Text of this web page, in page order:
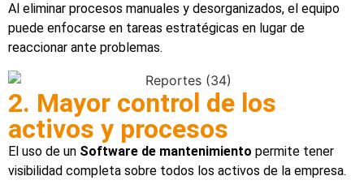
Al eliminar procesos manuales y desorganizados, el equipo
puede enfocarse en tareas estratégicas en lugar de
reaccionar ante problemas.
2. Mayor control de los
activos y procesos
El uso de un Software de mantenimiento permite tener
visibilidad completa sobre todos los activos de la empresa.